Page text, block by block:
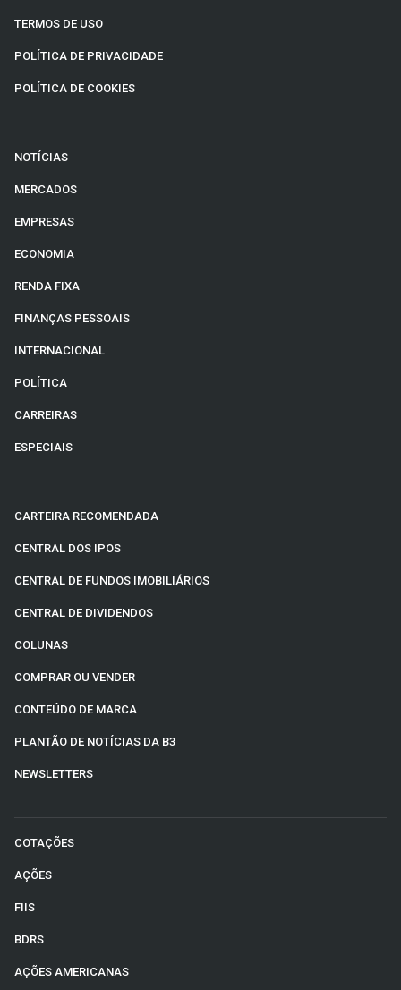
TERMOS DE USO
POLÍTICA DE PRIVACIDADE
POLÍTICA DE COOKIES
NOTÍCIAS
MERCADOS
EMPRESAS
ECONOMIA
RENDA FIXA
FINANÇAS PESSOAIS
INTERNACIONAL
POLÍTICA
CARREIRAS
ESPECIAIS
CARTEIRA RECOMENDADA
CENTRAL DOS IPOS
CENTRAL DE FUNDOS IMOBILIÁRIOS
CENTRAL DE DIVIDENDOS
COLUNAS
COMPRAR OU VENDER
CONTEÚDO DE MARCA
PLANTÃO DE NOTÍCIAS DA B3
NEWSLETTERS
COTAÇÕES
AÇÕES
FIIS
BDRS
AÇÕES AMERICANAS